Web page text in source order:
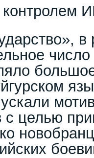
в
с целью